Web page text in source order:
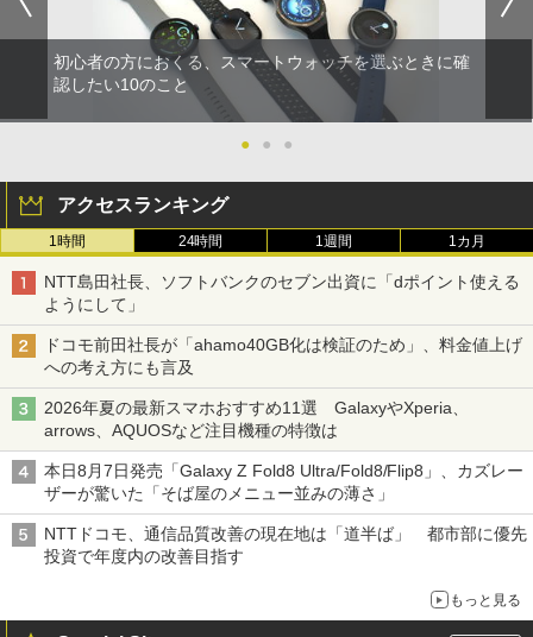
初心者の方におくる、スマートウォッチを選ぶときに確
認したい10のこと
● ● ●
アクセスランキング
1時間 24時間 1週間 1カ月
NTT島田社長、ソフトバンクのセブン出資に「dポイント使える
ようにして」
ドコモ前田社長が「ahamo40GB化は検証のため」、料金値上げ
への考え方にも言及
2026年夏の最新スマホおすすめ11選 GalaxyやXperia、
arrows、AQUOSなど注目機種の特徴は
本日8月7日発売「Galaxy Z Fold8 Ultra/Fold8/Flip8」、カズレー
ザーが驚いた「そば屋のメニュー並みの薄さ」
NTTドコモ、通信品質改善の現在地は「道半ば」 都市部に優先
投資で年度内の改善目指す
もっと見る